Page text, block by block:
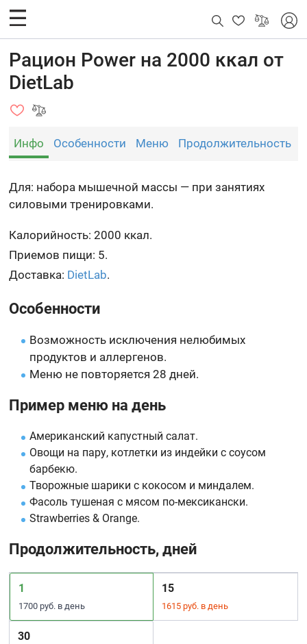
Рацион Power на 2000 ккал от
DietLab
Инфо Особенности Меню Продолжительность
Для: набора мышечной массы — при занятиях
силовыми тренировками.
Калорийность: 2000 ккал.
Приемов пищи: 5.
Доставка: DietLab.
Особенности
Возможность исключения нелюбимых
продуктов и аллергенов.
Меню не повторяется 28 дней.
Пример меню на день
Американский капустный салат.
Овощи на пару, котлетки из индейки с соусом
барбекю.
Творожные шарики с кокосом и миндалем.
Фасоль тушеная с мясом по-мексикански.
Strawberries & Orange.
Продолжительность, дней
1
1700 руб. в день
15
1615 руб. в день
30